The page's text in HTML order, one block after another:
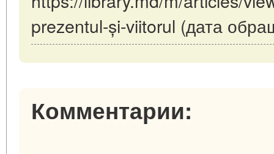
prezentul-și-viitorul (дата
Комментарии: